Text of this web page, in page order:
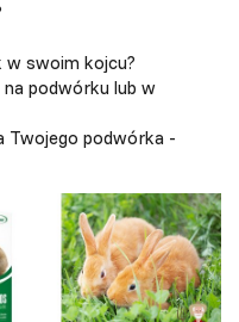
w swoim kojcu?
na podwórku lub w
Twojego podwórka -